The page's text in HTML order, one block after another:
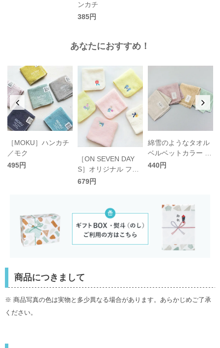
ンカチ
385円
あなたにおすすめ！
［MOKU］ハンカチ
／モク
495円
［ON SEVEN DAY
S］オリジナル フラ
ワーイニシャルハン
679円
綿雪のようなタオル
ベルベットカラー ウ
ォッシュタオル
440円
商品につきまして
※ 商品写真の色は実物と多少異なる場合があります。あらかじめご了承
ください。